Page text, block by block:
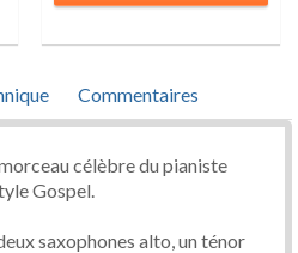
Commentaires
célèbre du pianiste
Gospel.
saxophones alto, un ténor